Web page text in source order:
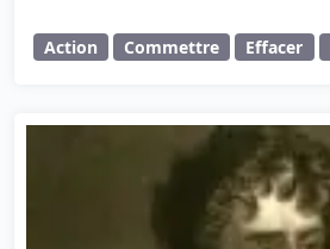
Action Commettre Effacer